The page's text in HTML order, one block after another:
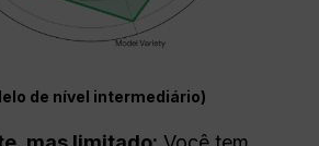
de nível intermediário)